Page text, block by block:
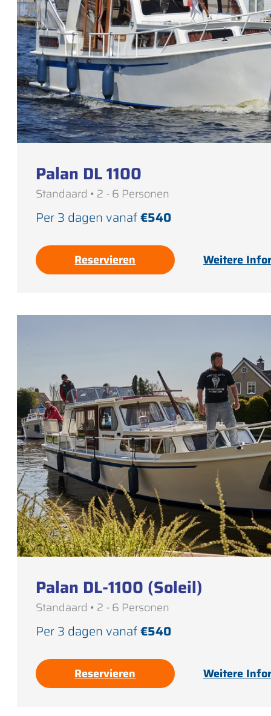
Palan DL 1100
Standaard • 2 - 6 Personen
Per 3 dagen vanaf€540
Reservieren Weitere
Palan DL-1100 (Soleil)
Standaard • 2 - 6 Personen
Per 3 dagen vanaf€540
Reservieren Weitere